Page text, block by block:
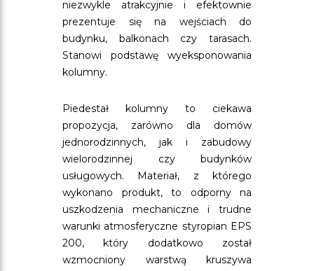
niezwykle atrakcyjnie i efektownie
prezentuje się na wejściach do
budynku, balkonach czy tarasach.
Stanowi podstawę wyeksponowania
kolumny.
Piedestał kolumny to ciekawa
propozycja, zarówno dla domów
jednorodzinnych, jak i zabudowy
wielorodzinnej czy budynków
usługowych. Materiał, z którego
wykonano produkt, to odporny na
uszkodzenia mechaniczne i trudne
warunki atmosferyczne styropian EPS
200, który dodatkowo został
wzmocniony warstwą kruszywa